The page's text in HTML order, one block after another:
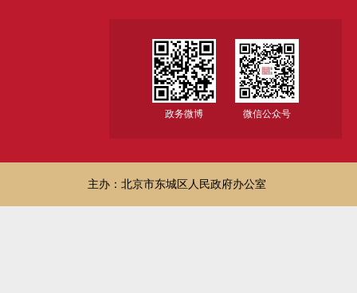
政务微博 微信公众号
主办：北京市东城区人民政府办公室